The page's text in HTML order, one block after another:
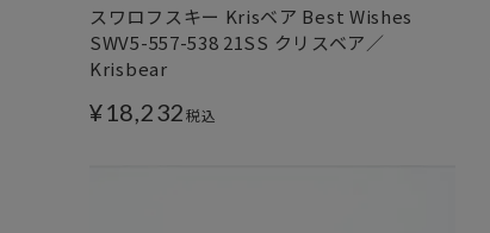
スワロフスキー Krisベア Best Wishes
SWV5-557-538 21SS クリスベア／
Krisbear
¥18,232税込